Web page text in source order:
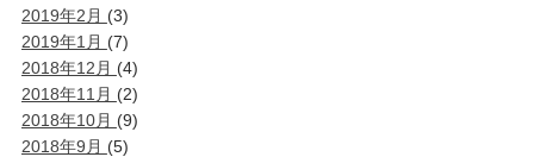
2019年2月 (3)
2019年1月 (7)
2018年12月 (4)
2018年11月 (2)
2018年10月 (9)
2018年9月 (5)